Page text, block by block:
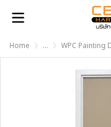
Home ... WPC Painting